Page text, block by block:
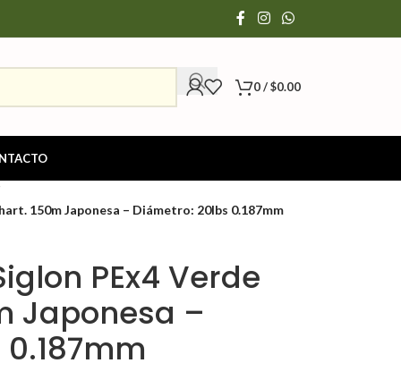
0/$0.00
150m Japonesa – Diámetro: 20lbs 0.187mm
PEx4 Verde
Japonesa –